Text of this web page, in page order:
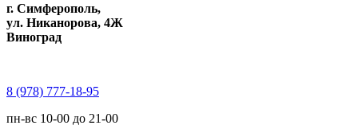
г. Симферополь,
ул. Никанорова, 4Ж
Виноград
8 (978) 777-18-95
пн-вс 10-00 до 21-00